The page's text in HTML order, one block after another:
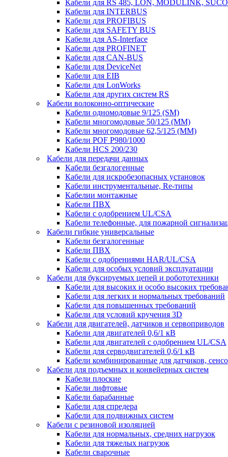
Кабели для RS 485, LON, MODULINK,
Кабели для INTERBUS
Кабели для PROFIBUS
Кабели для SAFETY BUS
Кабели для AS-Interface
Кабели для PROFINET
Кабели для CAN-BUS
Кабели для DeviceNet
Кабели для EIB
Кабели для LonWorks
Кабели для других систем RS
Кабели волоконно-оптические
Кабели одномодовые 9/125 (SM)
Кабели многомодовые 50/125 (ММ)
Кабели многомодовые 62,5/125 (ММ)
Кабели POF P980/1000
Кабели HCS 200/230
Кабели для передачи данных
Кабели безгалогенные
Кабели для искробезопасных установок
Кабели инструментальные, Re-типы
Кабелии монтажные
Кабели ПВХ
Кабели с одобрением UL/CSA
Кабели телефонные, для пожарной
Кабели гибкие универсальные
Кабели безгалогенные
Кабели ПВХ
Кабели с одобрениями HAR/UL/CSA
Кабели для особых условий эксплуатации
Кабели для буксируемых цепей и робототехники
Кабели для высоких и особо высоких
Кабели для легких и нормальных требований
Кабели для повышенных требований
Кабели для условий кручения 3D
Кабели для двигателей, датчиков и сервоприводов
Кабели для двигателей 0,6/1 кВ
Кабели для двигателей с одобрением UL/CSA
Кабели для серводвигателей 0,6/1 кВ
Кабели комбинированные для датчиков,
Кабели для подъемных и конвейерных систем
Кабели плоские
Кабели лифтовые
Кабели барабанные
Кабели для спредера
Кабели для подвижных систем
Кабели с резиновой изоляцией
Кабели для нормальных, средних нагрузок
Кабели для тяжелых нагрузок
Кабели сварочные